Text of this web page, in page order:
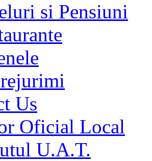
si Pensiuni
Us
Oficial Local
U.A.T.